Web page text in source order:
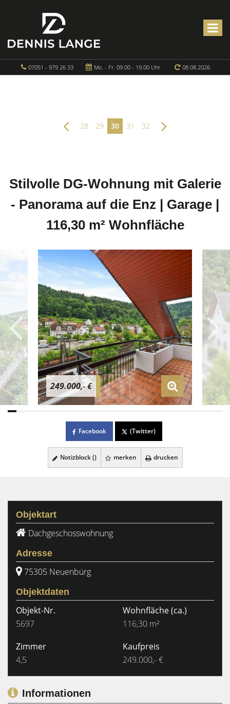
07051 - 979 26 33 Mo. - Fr. 09.00 - 19.00 Uhr 08.08.2026
28 29 30 31 32
Stilvolle DG-Wohnung mit Galerie
- Panorama auf die Enz | Garage |
116,30 m² Wohnfläche
249.000,- €
Facebook (Twitter)
Notizblock () merken drucken
Objektart
Dachgeschosswohnung
Adresse
75305 Neuenbürg
Objektdaten
Objekt-Nr.
5697
Wohnfläche(ca.)
116,30 m²
Zimmer
4,5
Kaufpreis
249.000,- €
Informationen